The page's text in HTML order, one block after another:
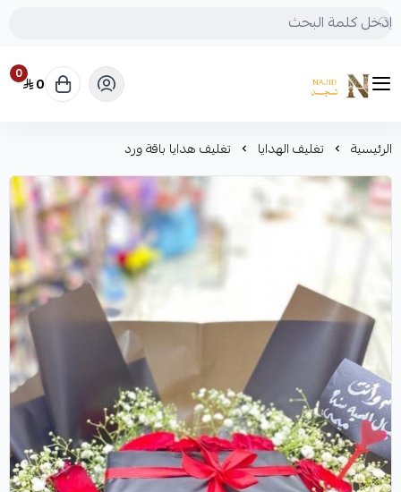
متجر نجد
0 0
الرئيسية تغليف الهدايا تغليف هدايا باقة ورد